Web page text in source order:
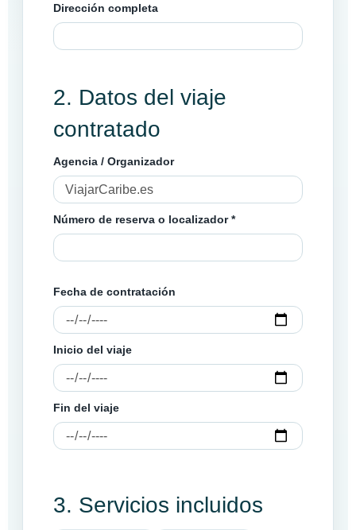
Dirección completa
2. Datos del viaje
contratado
Agencia / Organizador
Número de reserva o localizador *
Fecha de contratación
Inicio del viaje
Fin del viaje
3. Servicios incluidos